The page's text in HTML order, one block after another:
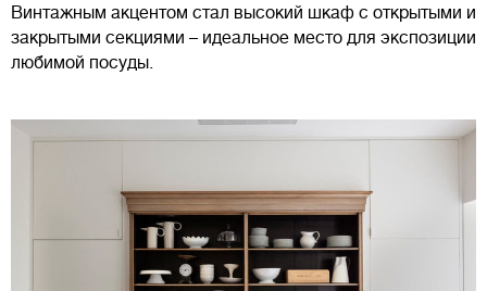
Винтажным акцентом стал высокий шкаф с открытыми и
закрытыми секциями – идеальное место для экспозиции
любимой посуды.